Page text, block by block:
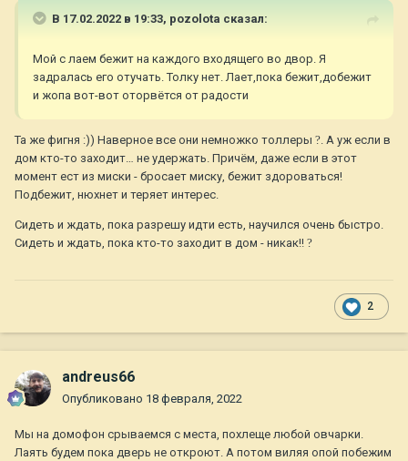
В 17.02.2022 в 19:33, pozolota сказал:
Мой с лаем бежит на каждого входящего во двор. Я
задралась его отучать. Толку нет. Лает,пока бежит,добежит
и жопа вот-вот оторвётся от радости
Та же фигня :)) Наверное все они немножко толлеры ?. А уж если в
дом кто-то заходит… не удержать. Причём, даже если в этот
момент ест из миски - бросает миску, бежит здороваться!
Подбежит, нюхнет и теряет интерес.
Сидеть и ждать, пока разрешу идти есть, научился очень быстро.
Сидеть и ждать, пока кто-то заходит в дом - никак!! ?
2
andreus66
Опубликовано 18 февраля, 2022
Мы на домофон срываемся с места, похлеще любой овчарки.
Лаять будем пока дверь не откроют. А потом виляя опой побежим